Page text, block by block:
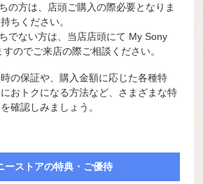
の方は、店頭ご購入の際必要となりま
ちください。
でない方は、当店店頭にて My Sony
のでご来店の際ご相談ください。
の保証や、購入金額に応じた各種特
おトクになる方法など、さまざまな特
確認しみましょう。
ーストアの特典・ご優待